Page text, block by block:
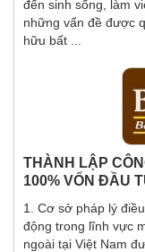
đến sinh sống, làm
những vấn đề được
hữu bất ...
THÀNH LẬP
100% VỐN ĐẦU
1. Cơ sở pháp lý
động trong lĩnh vực
ngoài tại Việt Nam